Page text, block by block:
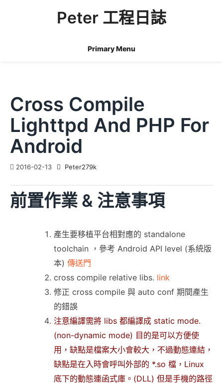
Peter 工程日誌
Primary Menu
Cross Compile
Lighttpd And PHP For
Android
2016-02-13 Peter279k
前置作業 & 注意事項
產生要移植平台相對應的 standalone
toolchain ，參考 Android API level (系統版
本) 傳送門
cross compile relative libs. link
修正 cross compile 與 auto conf 期間產生
的錯誤
注意編譯需將 libs 都編譯成 static mode.
(non-dynamic mode) 目的是可以方便使
用，缺點是檔案大小會較大，不過動態連結，
缺點是在入時會呼叫外部的 *.so 檔，Linux
底下的動態連函式庫。(DLL) 但是手機的路徑